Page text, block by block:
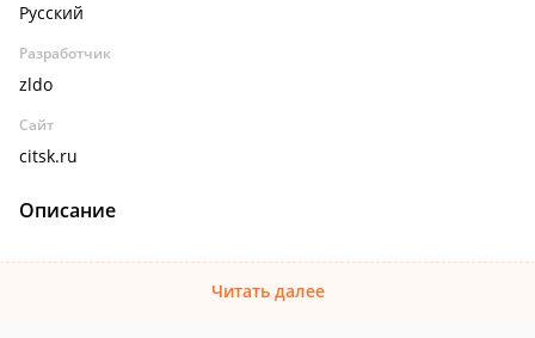
Русский
Разработчик
zldo
Сайт
citsk.ru
Описание
Читать далее